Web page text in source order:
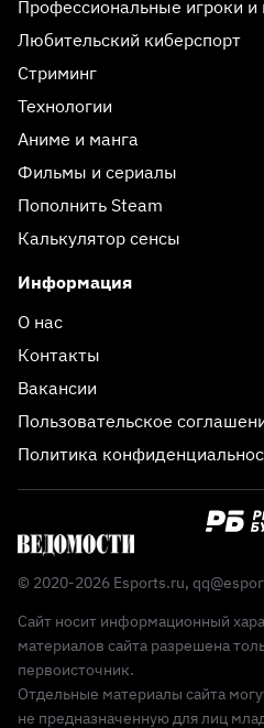
Профессиональные игроки
Любительский киберспорт
Стриминг
Технологии
Аниме и манга
Фильмы и сериалы
Пополнить Steam
Калькулятор сенсы
Информация
О нас
Контакты
Вакансии
Пользовательское
Политика
© 2020-2026 Esports.ru,
Сайт носит информационный
материалов сайта разрешена
первоисточник.
Отдельные материалы сайта
не предназначенную для лиц